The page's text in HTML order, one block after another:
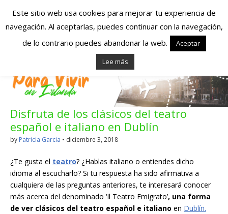
Españoles en
Irlanda – Vivir en
Irlanda – Trabajo
en Irlanda –
Alojamiento en
Irlanda
Blog dedicado a los que viven, estudian y trabajan en
Irlanda!
Disfruta de los clásicos del teatro
español e italiano en Dublín
by Patricia Garcia • diciembre 3, 2018
¿Te gusta el teatro? ¿Hablas italiano o entiendes dicho
idioma al escucharlo? Si tu respuesta ha sido afirmativa a
cualquiera de las preguntas anteriores, te interesará conocer
más acerca del denominado ‘Il Teatro Emigrato’, una forma
de ver clásicos del teatro español e italiano en Dublín.
Este sitio web usa cookies para mejorar tu experiencia de
navegación. Al aceptarlas, puedes continuar con la navegación,
de lo contrario puedes abandonar la web.
Aceptar
Lee más